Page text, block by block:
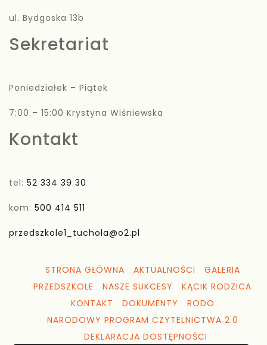
ul. Bydgoska 13b
Sekretariat
Poniedziałek – Piątek
7:00 – 15:00 Krystyna Wiśniewska
Kontakt
tel: 52 334 39 30
kom: 500 414 511
przedszkole1_tuchola@o2.pl
STRONA GŁÓWNA AKTUALNOŚCI
GALERIA
PRZEDSZKOLE
NASZE SUKCESY
KĄCIK RODZICA
KONTAKT
DOKUMENTY
RODO
NARODOWY PROGRAM CZYTELNICTWA 2.0
DEKLARACJA DOSTĘPNOŚCI